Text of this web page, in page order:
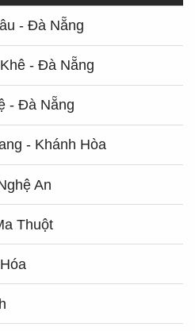
- Đà Nẵng
- Đà Nẵng
- Đà Nẵng
- Khánh Hòa
An
Thuột